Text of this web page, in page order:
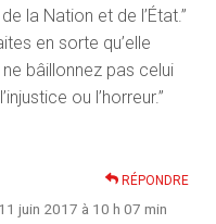
la Nation et de l’État.”
en sorte qu’elle
bâillonnez pas celui
ou l’horreur.”
RÉPONDRE
11 juin 2017 à 10 h 07 min